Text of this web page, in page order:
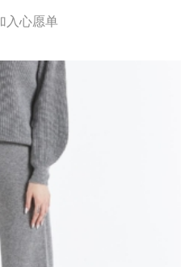
入心愿单